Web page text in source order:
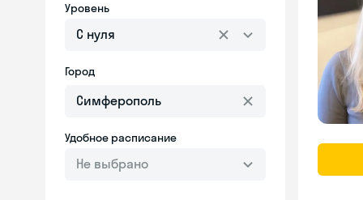
Уровень
С нуля
Город
Удобное расписание
Не выбрано